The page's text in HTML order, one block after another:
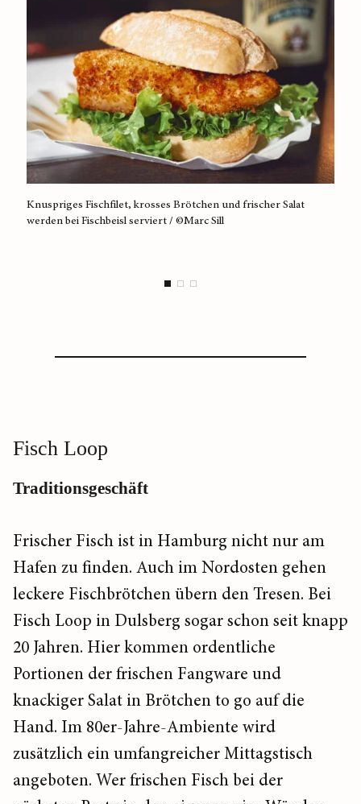
Knuspriges Fischfilet, krosses Brötchen und frischer Salat
werden bei Fischbeisl serviert / ©Marc Sill
Fisch Loop
Traditionsgeschäft
Frischer Fisch ist in Hamburg nicht nur am
Hafen zu finden. Auch im Nordosten gehen
leckere Fischbrötchen übern den Tresen. Bei
Fisch Loop in Dulsberg sogar schon seit knapp
20 Jahren. Hier kommen ordentliche
Portionen der frischen Fangware und
knackiger Salat in Brötchen to go auf die
Hand. Im 80er-Jahre-Am­biente wird
zusätzlich ein umfangreicher Mittagstisch
angeboten. Wer frischen Fisch bei der